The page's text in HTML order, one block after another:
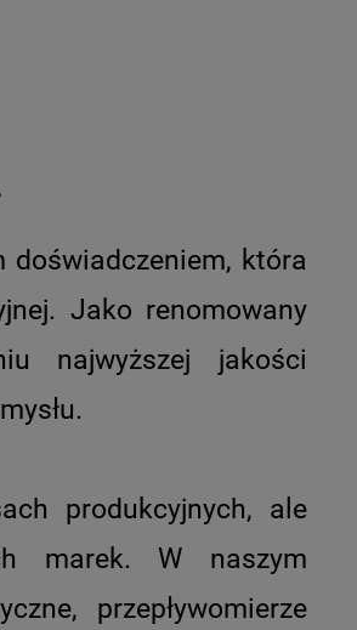
zaciskowe i lampy
która
Jako renomowany
najwyższej jakości
produkcyjnych, ale
marek. W naszym
przepływomierze